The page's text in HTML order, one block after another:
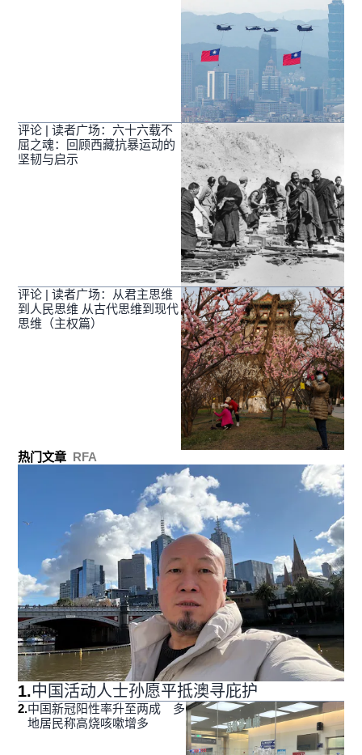
评论 | 读者广场：六十六载不
屈之魂：回顾西藏抗暴运动的
坚韧与启示
评论 | 读者广场：从君主思维
到人民思维 从古代思维到现代
思维（主权篇）
热门文章 RFA
1.中国活动人士孙愿平抵澳寻庇护
2.中国新冠阳性率升至两成 多
地居民称高烧咳嗽增多